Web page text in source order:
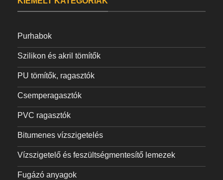
Purhabok
Szilikon és akril tömítők
PU tömítők, ragasztók
Csemperagasztók
PVC ragasztók
Bitumenes vízszigetelés
Vízszigetelő és feszültségmentesítő lemezek
Fugázó anyagok